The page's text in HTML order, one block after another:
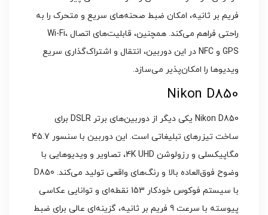
فریم بر ثانیه، امکان ضبط صحنه‌های سریع و متحرک را به
راحتی فراهم می‌کند. همچنین، قابلیت‌های اتصال Wi-Fi،
GPS و NFC در این دوربین، انتقال و اشتراک‌گذاری سریع
ویدیوها را امکان‌پذیر می‌سازد.
Nikon D850
Nikon D850 یکی دیگر از دوربین‌های برتر DSLR برای
ساخت تیزرهای تبلیغاتی است. این دوربین با سنسور 45.7
مگاپیکسلی و رزولوشن 4K UHD، تصاویر و ویدیوهایی با
وضوح فوق‌العاده بالا و رنگ‌های واقعی تولید می‌کند. D850
با سیستم فوکوس خودکار 153 نقطه‌ای و توانایی عکاسی
پیوسته با سرعت 9 فریم بر ثانیه، گزینه‌ای عالی برای ضبط